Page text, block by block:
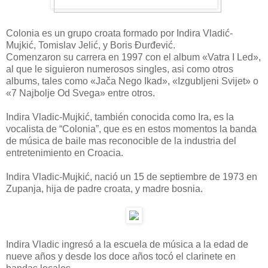
Colonia es un grupo croata formado por Indira Vladić-
Mujkić, Tomislav Jelić, y Boris Đurđević.
Comenzaron su carrera en 1997 con el album «Vatra I Led»,
al que le siguieron numerosos singles, asi como otros
albums, tales como «Jača Nego Ikad», «Izgubljeni Svijet» o
«7 Najbolje Od Svega» entre otros.
Indira Vladic-Mujkić, también conocida como Ira, es la
vocalista de “Colonia”, que es en estos momentos la banda
de música de baile mas reconocible de la industria del
entretenimiento en Croacia.
Indira Vladic-Mujkić, nació un 15 de septiembre de 1973 en
Zupanja, hija de padre croata, y madre bosnia.
Indira Vladic ingresó a la escuela de música a la edad de
nueve años y desde los doce años tocó el clarinete en